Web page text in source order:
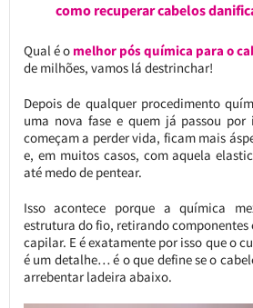
como recuperar cabelos
Qual é o melhor pós química para o
de milhões, vamos lá destrinchar!
Depois de qualquer procedimento
uma nova fase e quem já passou por
começam a perder vida, ficam mais
e, em muitos casos, com aquela
até medo de pentear.
Isso acontece porque a química
estrutura do fio, retirando componentes
capilar. E é exatamente por isso que o
é um detalhe… é o que define se o
arrebentar ladeira abaixo.